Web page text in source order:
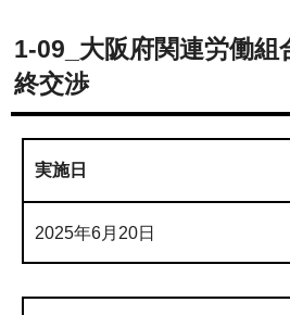
1-09_大阪府関連労働組
終交渉
実施日
2025年6月20日